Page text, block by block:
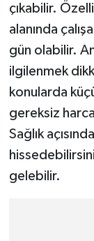
çıkabilir.
alanında
gün olabilir.
ilgilenmek
konularda
gereksiz
Sağlık
gelebilir.